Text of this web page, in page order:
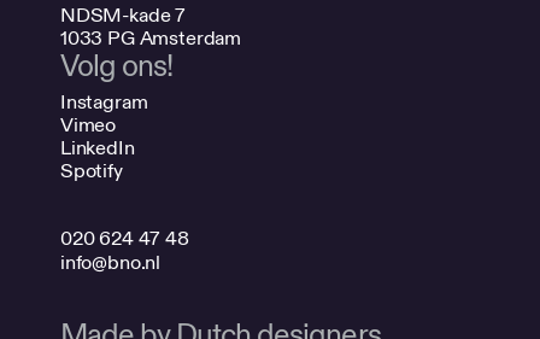
NDSM-kade 7
1033 PG Amsterdam
Volg ons!
Instagram
Vimeo
LinkedIn
Spotify
020 624 47 48
info@bno.nl